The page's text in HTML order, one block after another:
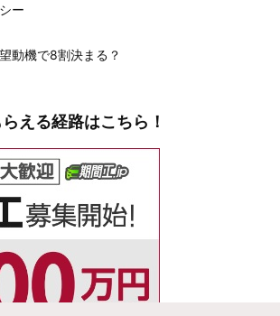
ー
動機で8割決まる？
える経路はこちら！